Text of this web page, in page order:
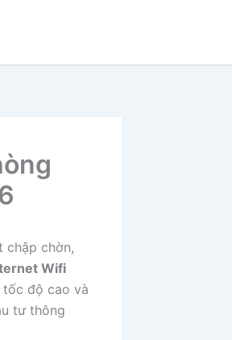
chập chờn,
Wifi
độ cao và
tư thông